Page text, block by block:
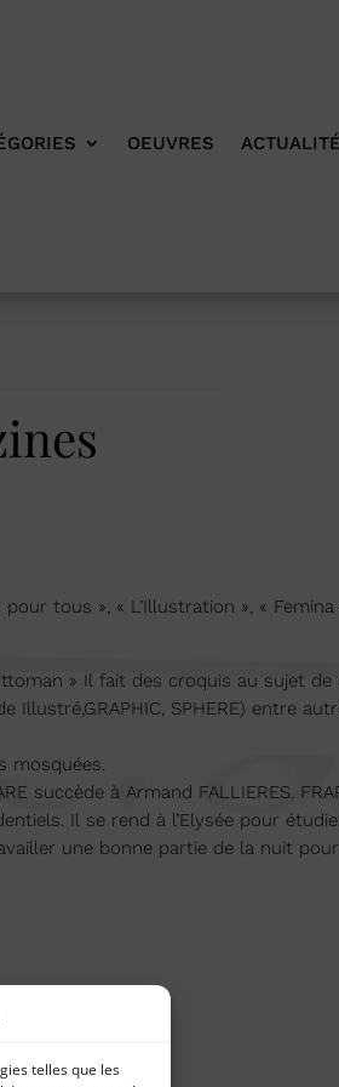
telles que les
OEUVRES
tous », « L’Illustration », «
» Il fait des croquis au sujet de
SPHERE) entre
mosquées.
succède à Armand FALLIERES.
Il se rend à l’Elysée pour
une bonne partie de la nuit